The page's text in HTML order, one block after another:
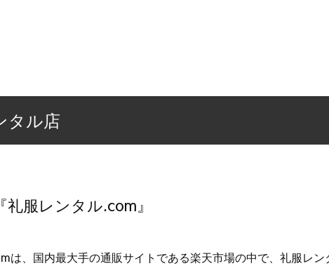
タル店
服レンタル.com』
は、国内最大手の通販サイトである楽天市場の中で、礼服レン